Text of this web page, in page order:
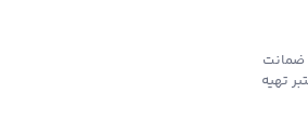
ضمانت
تهیه